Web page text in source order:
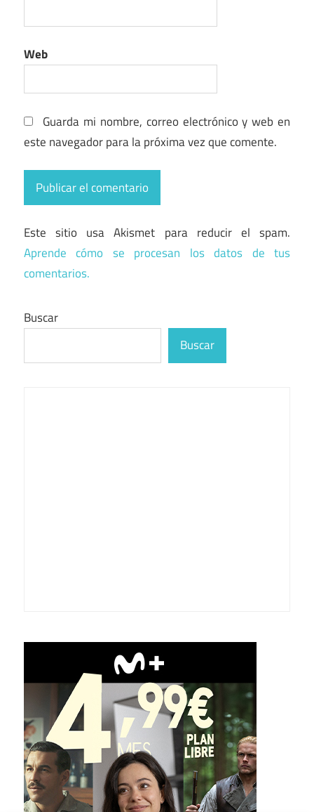
Web
Guarda mi nombre, correo electrónico y web en
este navegador para la próxima vez que comente.
Este sitio usa Akismet para reducir el spam.
Aprende cómo se procesan los datos de tus
comentarios.
Buscar
Buscar